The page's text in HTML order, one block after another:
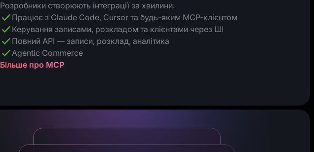
Розробники створюють інтеграції за хвилини.
Працює з Claude Code, Cursor та будь-яким MCP-клієнтом
Керування записами, розкладом та клієнтами через ШІ
Повний API — записи, розклад, аналітика
Agentic Commerce
Більше про MCP